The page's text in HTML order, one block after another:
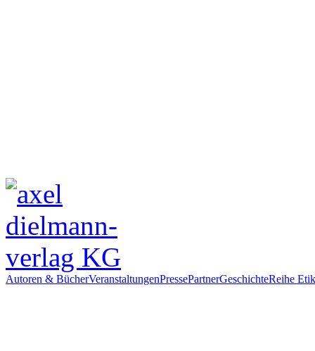
Autoren & BücherVeranstaltungenPressePartnerGeschichteReihe